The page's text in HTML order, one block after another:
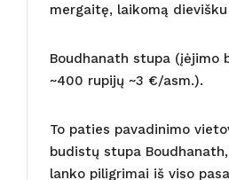
mergaitę, laikomą
Boudhanath stupa (įėjimo
~400 rupijų ~3 €/asm.).
To paties pavadinimo
budistų stupa
lanko piligrimai iš viso